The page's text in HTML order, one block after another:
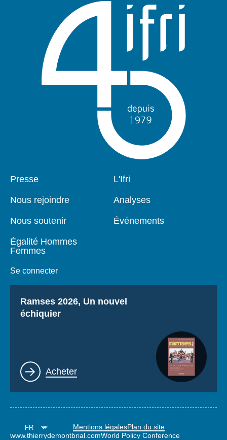
Pied
Presse
Nous rejoindre
Nous soutenir
Égalité Hommes
Femmes
Se connecter
Navigation
L'Ifri
Analyses
Événements
Titre
Ramses 2026, Un nouvel
échiquier
Lien
Acheter
Mentions légalesPlan du site
www.thierrydemontbrial.comWorld Policy Conference